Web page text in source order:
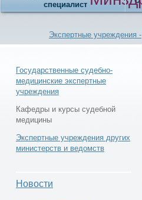
специалист
Экспертные учреждения -
Государственные судебно-
медицинские экспертные
учреждения
Кафедры и курсы судебной
медицины
Экспертные учреждения других
министерств и ведомств
Новости